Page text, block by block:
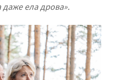
даже ела дрова».